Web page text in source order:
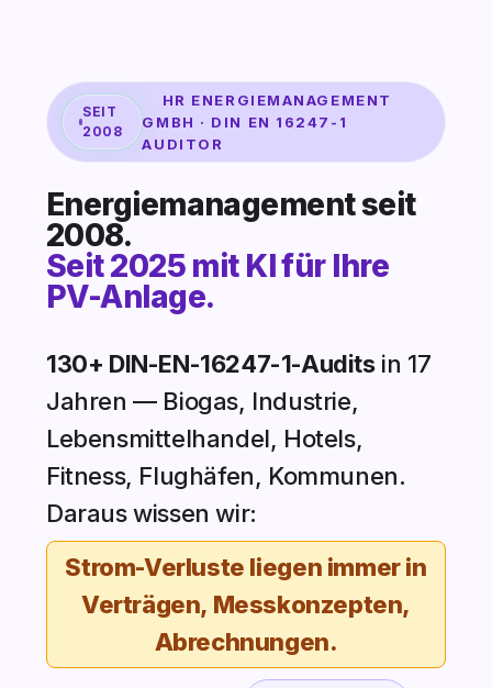
SEIT
2008
HR ENERGIEMANAGEMENT
GMBH · DIN EN 16247-1
AUDITOR
Energiemanagement seit
2008.
Seit 2025 mit KI für Ihre
PV-Anlage.
130+ DIN-EN-16247-1-Auditsin 17
Jahren — Biogas, Industrie,
Lebensmittelhandel, Hotels,
Fitness, Flughäfen, Kommunen.
Daraus wissen wir:
Strom-Verluste liegen immer in
Verträgen, Messkonzepten,
Abrechnungen.